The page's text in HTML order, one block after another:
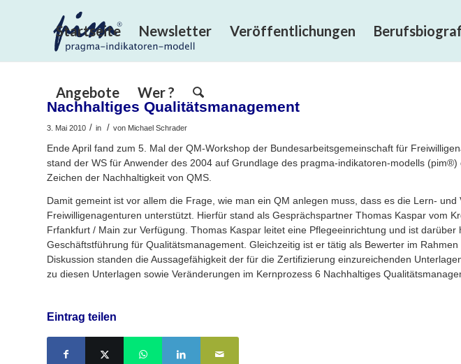
Startseite Newsletter Veröffentlichungen
Angebote Wer ?
Nachhaltiges Qualitätsmanagement
3. Mai 2010 / in / von Michael Schrader
Ende April fand zum 5. Mal der QM-Workshop der Bundesarbeitsgemeinschaft für
stand der WS für Anwender des 2004 auf Grundlage des pragma-indikatoren-modells
Zeichen der Nachhaltigkeit von QMS.
Damit gemeint ist vor allem die Frage, wie man ein QM anlegen muss, dass es die Lern- und
Freiwilligenagenturen unterstützt. Hierfür stand als Gesprächspartner Thomas Kaspar vom
Frfankfurt / Main zur Verfügung. Thomas Kaspar leitet eine Pflegeeinrichtung und ist darüber
Geschäftstführung für Qualitätsmanagement. Gleichzeitig ist er tätig als Bewerter im
Diskussion standen die Aussagefähigkeit der für die Zertifizierung einzureichenden
zu diesen Unterlagen sowie Veränderungen im Kernprozess 6 Nachhaltiges
Eintrag teilen